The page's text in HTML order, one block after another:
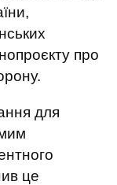
про
для
це